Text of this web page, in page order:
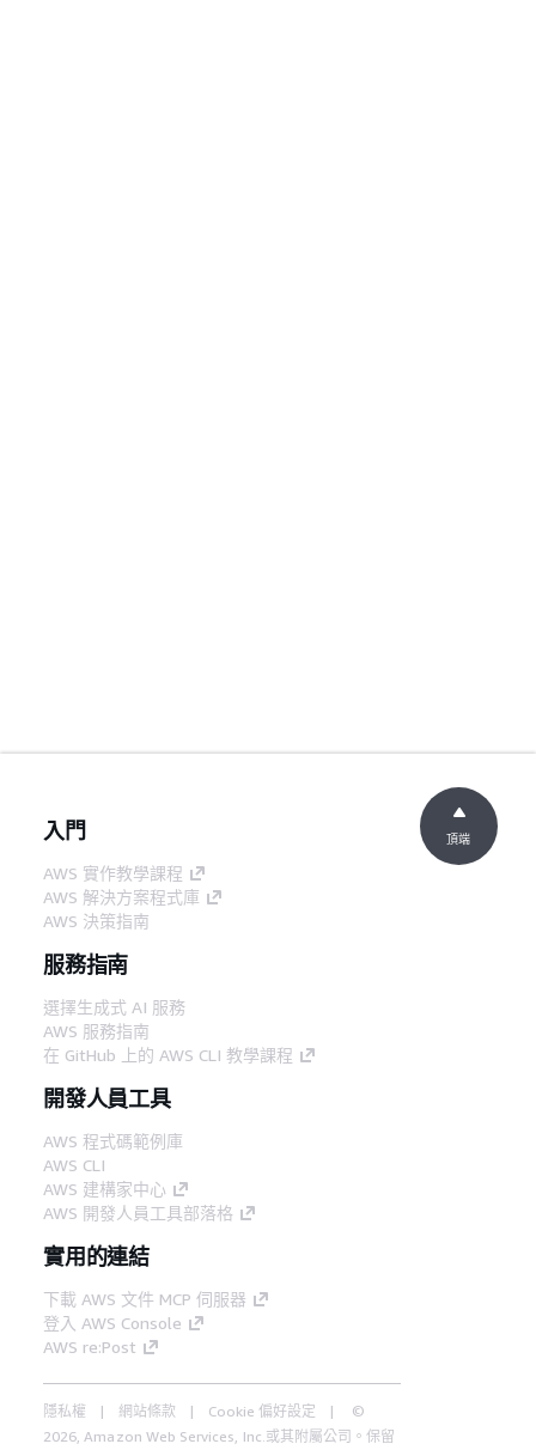
入門
AWS 實作教學課程
AWS 解決方案程式庫
AWS 決策指南
服務指南
選擇生成式 AI 服務
AWS 服務指南
在 GitHub 上的 AWS CLI 教學課程
開發人員工具
AWS 程式碼範例庫
AWS CLI
AWS 建構家中心
AWS 開發人員工具部落格
實用的連結
下載 AWS 文件 MCP 伺服器
登入 AWS Console
AWS re:Post
隱私權 網站條款 Cookie 偏好設定
©
2026, Amazon Web Services, Inc.或其附屬公司。保留
頂端